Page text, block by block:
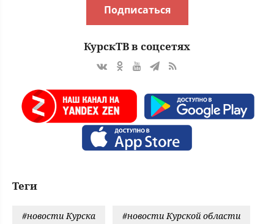
Подписаться
КурскТВ в соцсетях
Теги
#новости Курска #новости Курской области